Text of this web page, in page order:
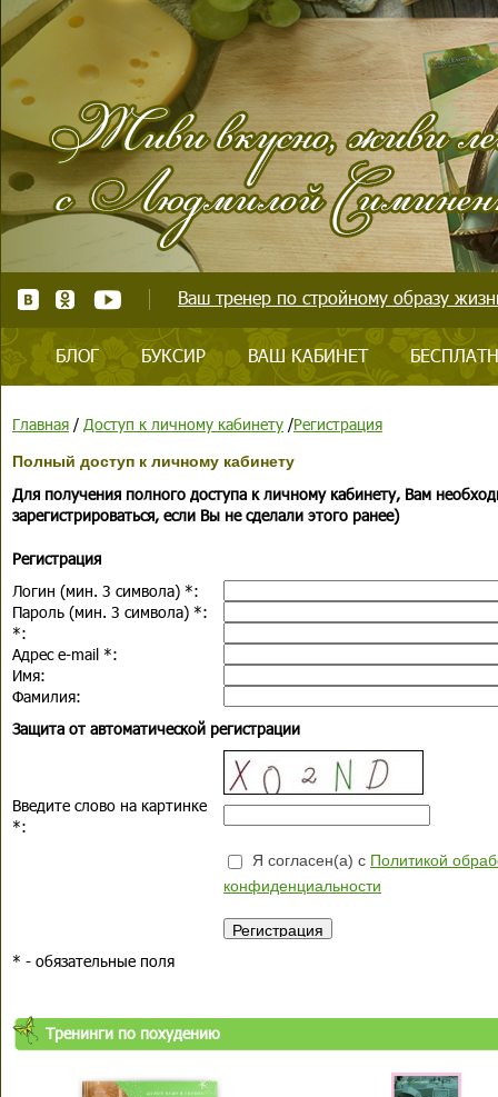
Ваш тренер по стройному образу
БЛОГ БУКСИР ВАШ КАБИНЕТ
Главная / Доступ к личному кабинету /Регистрация
Полный доступ к личному кабинету
Для получения полного доступа к личному кабинету, Вам
зарегистрироваться, если Вы не сделали этого ранее)
Регистрация
Логин (мин. 3 символа) *:
Пароль (мин. 3 символа) *:
*:
Адрес e-mail *:
Имя:
Фамилия:
Защита от автоматической регистрации
Введите слово на картинке
*:
Я согласен(а) с Политикой
конфиденциальности
* - обязательные поля
Тренинги по похудению